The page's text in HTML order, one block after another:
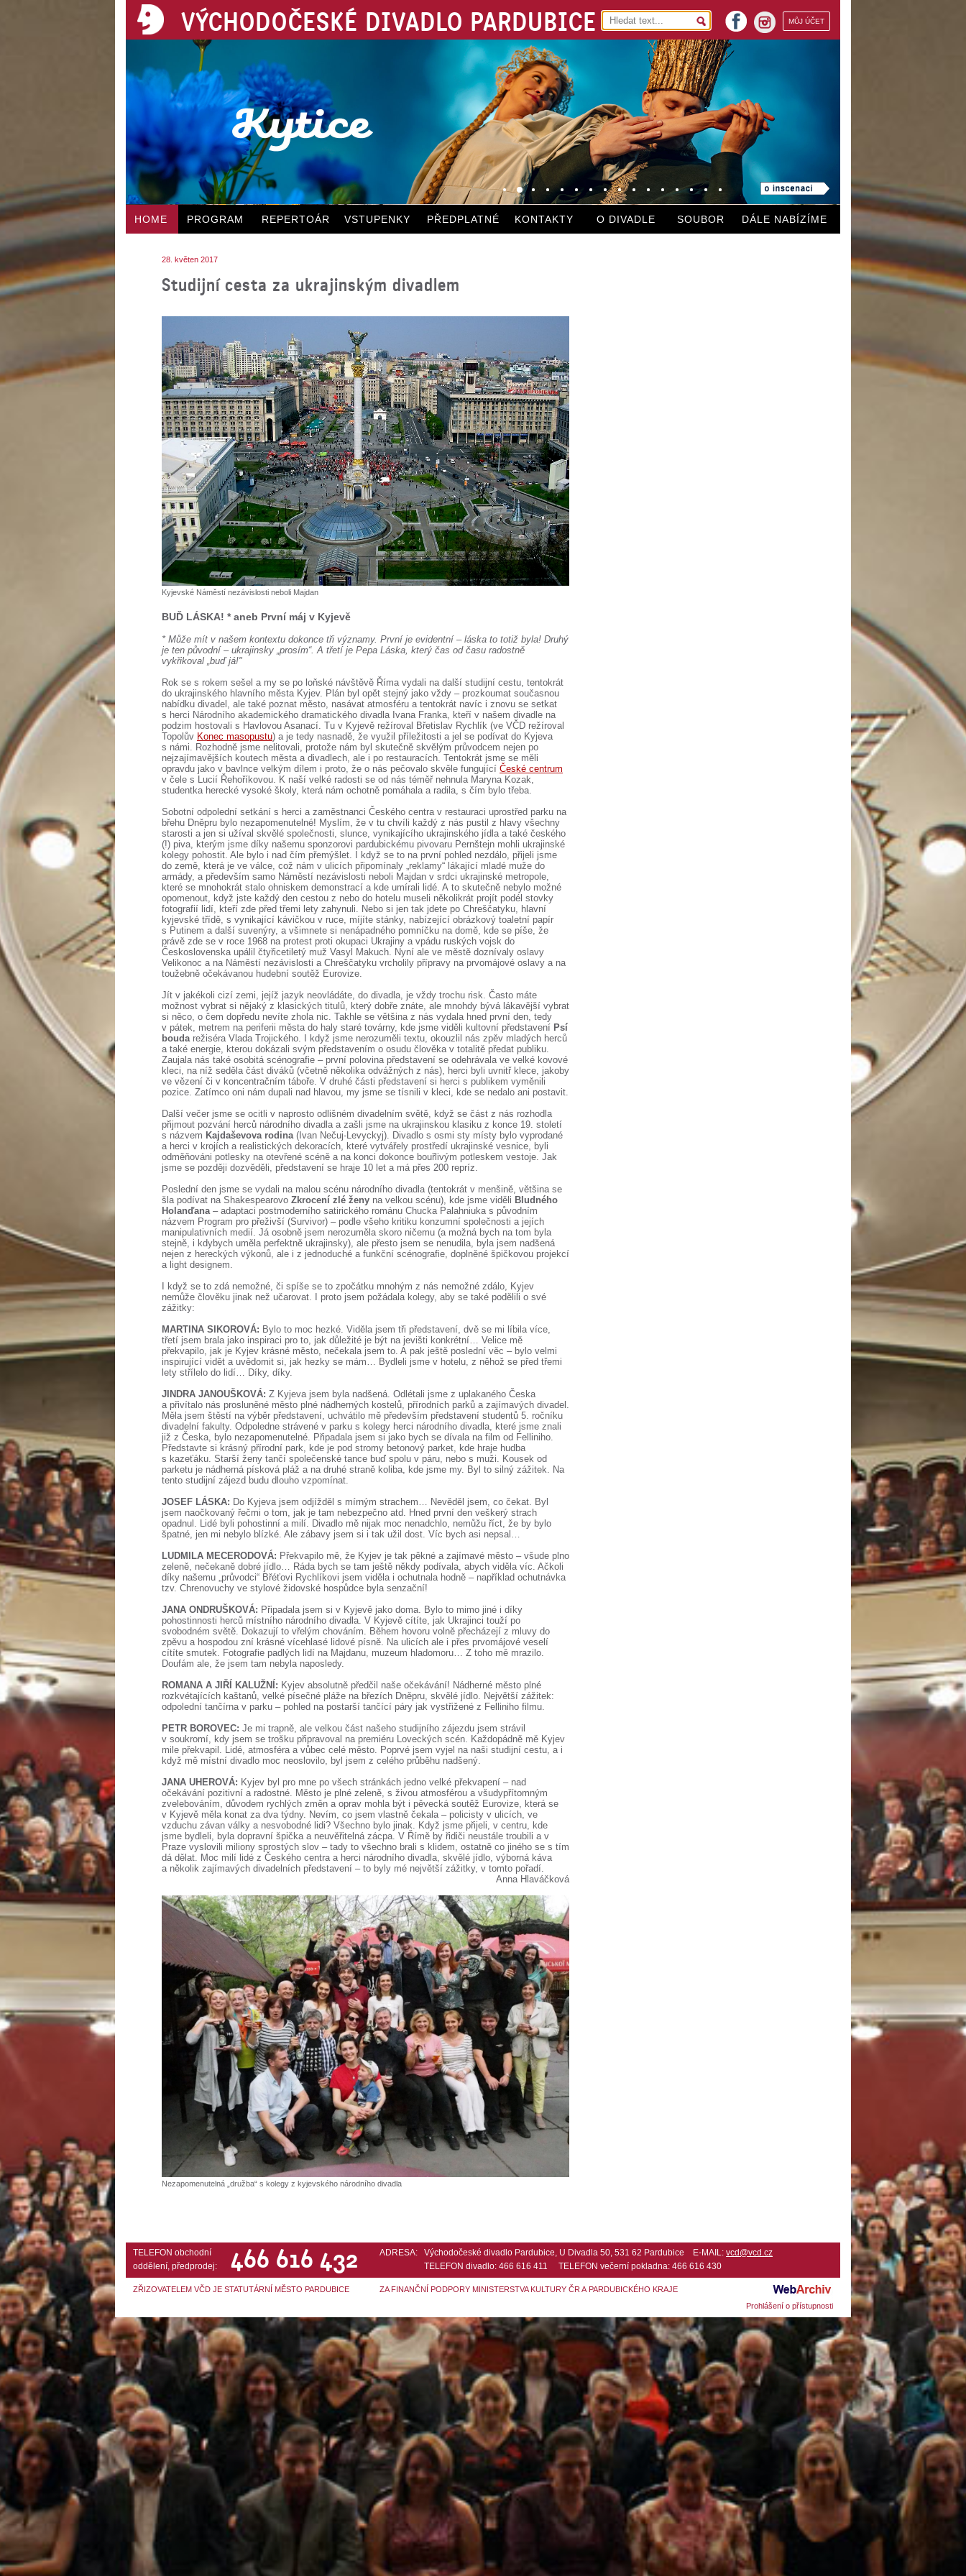
VÝCHODOČESKÉ DIVADLO PARDUBICE MŮJ ÚČET
instagram
facebook
HOME PROGRAM REPERTOÁR VSTUPENKY PŘEDPLATNÉ KONTAKTY O DIVADLE SOUBOR DÁLE NABÍZÍME
28. květen 2017
Studijní cesta za ukrajinským divadlem
Kyjevské Náměstí nezávislosti neboli Majdan
BUĎ LÁSKA! * aneb První máj v Kyjevě
* Může mít v našem kontextu dokonce tři významy. První je evidentní – láska to totiž byla! Druhý
je ten původní – ukrajinsky „prosím“. A třetí je Pepa Láska, který čas od času radostně
vykřikoval „buď já!"
Rok se s rokem sešel a my se po loňské návštěvě Říma vydali na další studijní cestu, tentokrát
do ukrajinského hlavního města Kyjev. Plán byl opět stejný jako vždy – prozkoumat současnou
nabídku divadel, ale také poznat město, nasávat atmosféru a tentokrát navíc i znovu se setkat
s herci Národního akademického dramatického divadla Ivana Franka, kteří v našem divadle na
podzim hostovali s Havlovou Asanací. Tu v Kyjevě režíroval Břetislav Rychlík (ve VČD režíroval
Topolův Konec masopustu) a je tedy nasnadě, že využil příležitosti a jel se podívat do Kyjeva
s námi. Rozhodně jsme nelitovali, protože nám byl skutečně skvělým průvodcem nejen po
nejzajímavějších koutech města a divadlech, ale i po restauracích. Tentokrát jsme se měli
opravdu jako v bavlnce velkým dílem i proto, že o nás pečovalo skvěle fungující České centrum
v čele s Lucií Řehoříkovou. K naší velké radosti se od nás téměř nehnula Maryna Kozak,
studentka herecké vysoké školy, která nám ochotně pomáhala a radila, s čím bylo třeba.
Sobotní odpolední setkání s herci a zaměstnanci Českého centra v restauraci uprostřed parku na
břehu Dněpru bylo nezapomenutelné! Myslím, že v tu chvíli každý z nás pustil z hlavy všechny
starosti a jen si užíval skvělé společnosti, slunce, vynikajícího ukrajinského jídla a také českého
(!) piva, kterým jsme díky našemu sponzorovi pardubickému pivovaru Pernštejn mohli ukrajinské
kolegy pohostit. Ale bylo i nad čím přemýšlet. I když se to na první pohled nezdálo, přijeli jsme
do země, která je ve válce, což nám v ulicích připomínaly „reklamy“ lákající mladé muže do
armády, a především samo Náměstí nezávislosti neboli Majdan v srdci ukrajinské metropole,
které se mnohokrát stalo ohniskem demonstrací a kde umírali lidé. A to skutečně nebylo možné
opomenout, když jste každý den cestou z nebo do hotelu museli několikrát projít podél stovky
fotografií lidí, kteří zde před třemi lety zahynuli. Nebo si jen tak jdete po Chreščatyku, hlavní
kyjevské třídě, s vynikající kávičkou v ruce, míjíte stánky, nabízející obrázkový toaletní papír
s Putinem a další suvenýry, a všimnete si nenápadného pomníčku na domě, kde se píše, že
právě zde se v roce 1968 na protest proti okupaci Ukrajiny a vpádu ruských vojsk do
Československa upálil čtyřicetiletý muž Vasyl Makuch. Nyní ale ve městě doznívaly oslavy
Velikonoc a na Náměstí nezávislosti a Chreščatyku vrcholily přípravy na prvomájové oslavy a na
toužebně očekávanou hudební soutěž Eurovize.
Jít v jakékoli cizí zemi, jejíž jazyk neovládáte, do divadla, je vždy trochu risk. Často máte
možnost vybrat si nějaký z klasických titulů, který dobře znáte, ale mnohdy bývá lákavější vybrat
si něco, o čem dopředu nevíte zhola nic. Takhle se většina z nás vydala hned první den, tedy
v pátek, metrem na periferii města do haly staré továrny, kde jsme viděli kultovní představení Psí
boudarežiséra Vlada Trojického. I když jsme nerozuměli textu, okouzlil nás zpěv mladých herců
a také energie, kterou dokázali svým představením o osudu člověka v totalitě předat publiku.
Zaujala nás také osobitá scénografie – první polovina představení se odehrávala ve velké kovové
kleci, na níž seděla část diváků (včetně několika odvážných z nás), herci byli uvnitř klece, jakoby
ve vězení či v koncentračním táboře. V druhé části představení si herci s publikem vyměnili
pozice. Zatímco oni nám dupali nad hlavou, my jsme se tísnili v kleci, kde se nedalo ani postavit.
Další večer jsme se ocitli v naprosto odlišném divadelním světě, když se část z nás rozhodla
přijmout pozvání herců národního divadla a zašli jsme na ukrajinskou klasiku z konce 19. století
s názvem Kajdaševova rodina(Ivan Nečuj-Levyckyj). Divadlo s osmi sty místy bylo vyprodané
a herci v krojích a realistických dekoracích, které vytvářely prostředí ukrajinské vesnice, byli
odměňováni potlesky na otevřené scéně a na konci dokonce bouřlivým potleskem vestoje. Jak
jsme se později dozvěděli, představení se hraje 10 let a má přes 200 repríz.
Poslední den jsme se vydali na malou scénu národního divadla (tentokrát v menšině, většina se
šla podívat na Shakespearovo Zkrocení zlé ženy na velkou scénu), kde jsme viděli Bludného
Holanďana– adaptaci postmoderního satirického románu Chucka Palahniuka s původním
názvem Program pro přeživší (Survivor) – podle všeho kritiku konzumní společnosti a jejích
manipulativních medií. Já osobně jsem nerozuměla skoro ničemu (a možná bych na tom byla
stejně, i kdybych uměla perfektně ukrajinsky), ale přesto jsem se nenudila, byla jsem nadšená
nejen z hereckých výkonů, ale i z jednoduché a funkční scénografie, doplněné špičkovou projekcí
a light designem.
I když se to zdá nemožné, či spíše se to zpočátku mnohým z nás nemožné zdálo, Kyjev
nemůže člověku jinak než učarovat. I proto jsem požádala kolegy, aby se také podělili o své
zážitky:
MARTINA SIKOROVÁ: Bylo to moc hezké. Viděla jsem tři představení, dvě se mi líbila více,
třetí jsem brala jako inspiraci pro to, jak důležité je být na jevišti konkrétní… Velice mě
překvapilo, jak je Kyjev krásné město, nečekala jsem to. A pak ještě poslední věc – bylo velmi
inspirující vidět a uvědomit si, jak hezky se mám… Bydleli jsme v hotelu, z něhož se před třemi
lety střílelo do lidí… Díky, díky.
JINDRA JANOUŠKOVÁ: Z Kyjeva jsem byla nadšená. Odlétali jsme z uplakaného Česka
a přivítalo nás prosluněné město plné nádherných kostelů, přírodních parků a zajímavých divadel.
Měla jsem štěstí na výběr představení, uchvátilo mě především představení studentů 5. ročníku
divadelní fakulty. Odpoledne strávené v parku s kolegy herci národního divadla, které jsme znali
již z Česka, bylo nezapomenutelné. Připadala jsem si jako bych se dívala na film od Felliniho.
Představte si krásný přírodní park, kde je pod stromy betonový parket, kde hraje hudba
s kazeťáku. Starší ženy tančí společenské tance buď spolu v páru, nebo s muži. Kousek od
parketu je nádherná písková pláž a na druhé straně koliba, kde jsme my. Byl to silný zážitek. Na
tento studijní zájezd budu dlouho vzpomínat.
JOSEF LÁSKA: Do Kyjeva jsem odjížděl s mírným strachem… Nevěděl jsem, co čekat. Byl
jsem naočkovaný řečmi o tom, jak je tam nebezpečno atd. Hned první den veškerý strach
opadnul. Lidé byli pohostinní a milí. Divadlo mě nijak moc nenadchlo, nemůžu říct, že by bylo
špatné, jen mi nebylo blízké. Ale zábavy jsem si i tak užil dost. Víc bych asi nepsal…
LUDMILA MECERODOVÁ: Překvapilo mě, že Kyjev je tak pěkné a zajímavé město – všude plno
zeleně, nečekaně dobré jídlo… Ráda bych se tam ještě někdy podívala, abych viděla víc. Ačkoli
díky našemu „průvodci“ Břéťovi Rychlíkovi jsem viděla i ochutnala hodně – například ochutnávka
tzv. Chrenovuchy ve stylové židovské hospůdce byla senzační!
JANA ONDRUŠKOVÁ: Připadala jsem si v Kyjevě jako doma. Bylo to mimo jiné i díky
pohostinnosti herců místního národního divadla. V Kyjevě cítíte, jak Ukrajinci touží po
svobodném světě. Dokazují to vřelým chováním. Během hovoru volně přecházejí z mluvy do
zpěvu a hospodou zní krásné vícehlasé lidové písně. Na ulicích ale i přes prvomájové veselí
cítíte smutek. Fotografie padlých lidí na Majdanu, muzeum hladomoru… Z toho mě mrazilo.
Doufám ale, že jsem tam nebyla naposledy.
ROMANA A JIŘÍ KALUŽNÍ: Kyjev absolutně předčil naše očekávání! Nádherné město plné
rozkvétajících kaštanů, velké písečné pláže na březích Dněpru, skvělé jídlo. Největší zážitek:
odpolední tančírna v parku – pohled na postarší tančící páry jak vystřižené z Felliniho filmu.
PETR BOROVEC: Je mi trapně, ale velkou část našeho studijního zájezdu jsem strávil
v soukromí, kdy jsem se trošku připravoval na premiéru Loveckých scén. Každopádně mě Kyjev
mile překvapil. Lidé, atmosféra a vůbec celé město. Poprvé jsem vyjel na naši studijní cestu, a i
když mě místní divadlo moc neoslovilo, byl jsem z celého průběhu nadšený.
JANA UHEROVÁ: Kyjev byl pro mne po všech stránkách jedno velké překvapení – nad
očekávání pozitivní a radostné. Město je plné zeleně, s živou atmosférou a všudypřítomným
zvelebováním, důvodem rychlých změn a oprav mohla být i pěvecká soutěž Eurovize, která se
v Kyjevě měla konat za dva týdny. Nevím, co jsem vlastně čekala – policisty v ulicích, ve
vzduchu závan války a nesvobodné lidi? Všechno bylo jinak. Když jsme přijeli, v centru, kde
jsme bydleli, byla dopravní špička a neuvěřitelná zácpa. V Římě by řidiči neustále troubili a v
Praze vyslovili miliony sprostých slov – tady to všechno brali s klidem, ostatně co jiného se s tím
dá dělat. Moc milí lidé z Českého centra a herci národního divadla, skvělé jídlo, výborná káva
a několik zajímavých divadelních představení – to byly mé největší zážitky, v tomto pořadí.
Anna Hlaváčková
Nezapomenutelná „družba“ s kolegy z kyjevského národního divadla
TELEFON obchodní
oddělení, předprodej:
466 616 432 ADRESA: Východočeské divadlo Pardubice, U Divadla 50, 531 62 Pardubice E-MAIL: vcd@vcd.cz
TELEFON divadlo: 466 616 411 TELEFON večerní pokladna: 466 616 430
ZŘIZOVATELEM VČD JE STATUTÁRNÍ MĚSTO PARDUBICE
ZA FINANČNÍ PODPORY MINISTERSTVA KULTURY ČR A PARDUBICKÉHO KRAJE
Prohlášení o přístupnosti